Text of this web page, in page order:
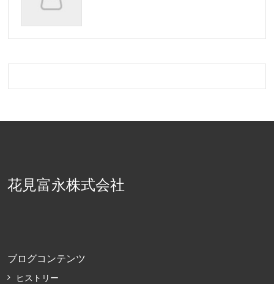
花見富永株式会社
ブログコンテンツ
ヒストリー